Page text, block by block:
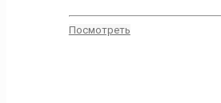
Посмотреть